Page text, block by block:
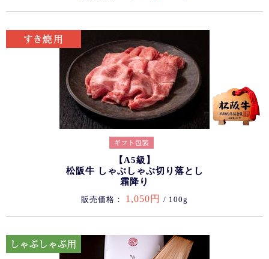
【A5級】
松阪牛 しゃぶしゃぶ切り落とし
霜降り
販売価格： 1,050円 / 100g